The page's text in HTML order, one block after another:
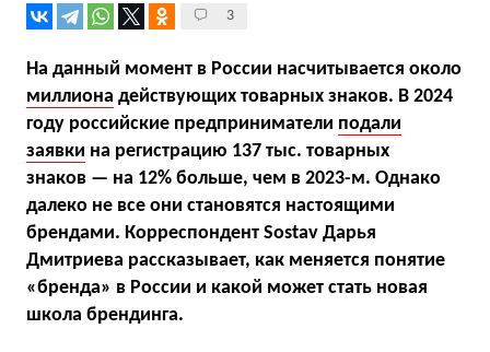
3
На данный момент в России насчитывается около
миллиона действующих товарных знаков. В 2024
году российские предприниматели подали
заявки на регистрацию 137 тыс. товарных
знаков — на 12% больше, чем в 2023-м. Однако
далеко не все они становятся настоящими
брендами. Корреспондент Sostav Дарья
Дмитриева рассказывает, как меняется понятие
«бренда» в России и какой может стать новая
школа брендинга.